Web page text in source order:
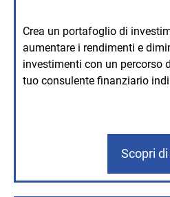
Crea un portafoglio di
aumentare i rendimenti e
investimenti con un percorso
tuo consulente finanziario
Scopri